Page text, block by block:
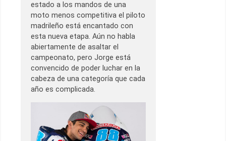
estado a los mandos de una
moto menos competitiva el piloto
madrileño está encantado con
esta nueva etapa. Aún no habla
abiertamente de asaltar el
campeonato, pero Jorge está
convencido de poder luchar en la
cabeza de una categoría que cada
año es complicada.